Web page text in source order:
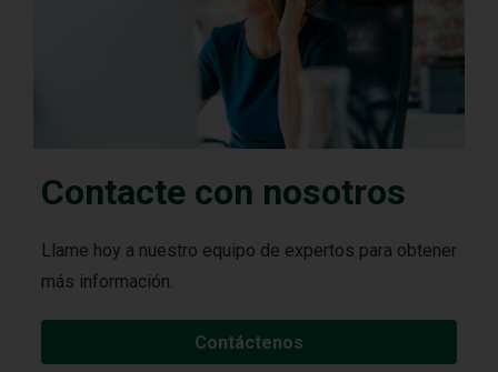
Contacte con nosotros
Llame hoy a nuestro equipo de expertos para obtener
más información.
Contáctenos